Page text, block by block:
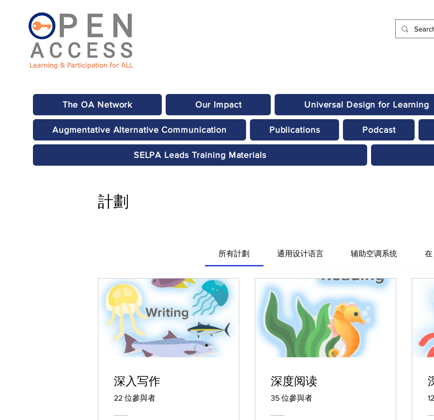
The OA Network Our Impact Universal Design for Learning
Augmentative Alternative Communication Publications Podcast
SELPA Leads Training Materials
計劃
所有計劃 通用设计语言 辅助空调系统 在
深入写作
22 位參與者
深度阅读
35 位參與者